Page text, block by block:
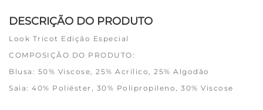
DESCRIÇÃO DO PRODUTO
Look Tricot Edição Especial
COMPOSIÇÃO DO PRODUTO:
Blusa: 50% Viscose, 25% Acrílico, 25% Algodão
Saia: 40% Poliéster, 30% Polipropileno, 30% Viscose